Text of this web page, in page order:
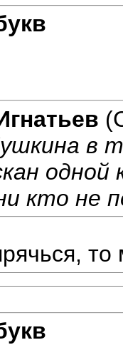
в
одной
кто не